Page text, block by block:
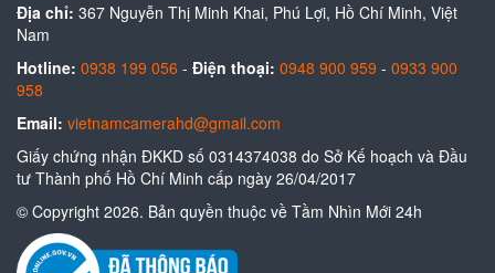
Địa chỉ: 367 Nguyễn Thị Minh Khai, Phú Lợi, Hồ Chí Minh, Việt
Nam
Hotline: 0938 199 056 - Điện thoại: 0948 900 959 - 0933 900
958
Email: vietnamcamerahd@gmail.com
Giấy chứng nhận ĐKKD số 0314374038 do Sở Kế hoạch và Đầu
tư Thành phố Hồ Chí Minh cấp ngày 26/04/2017
© Copyright 2026. Bản quyền thuộc về Tầm Nhìn Mới 24h